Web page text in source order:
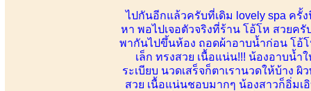
ไปกันอีกแล้วครับที่เดิม lovely spa ครั้
หา พอไปเจอตัวจริงที่ร้าน โอ้โห สวยค
พากันไปขึ้นห้อง ถอดผ้าอาบน้ำก่อน โอ้
เล็ก ทรงสวย เนื้อแน่น!!! น้องอาบน้
ระเบียบ นวดเสร็จก็ตาเรานวดให้บ้าง
สวย เนื้อแน่นชอบมากๆ น้องสาวก็อิ่มเ